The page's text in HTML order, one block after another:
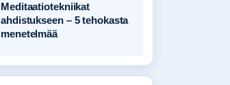
Meditaatiotekniikat
ahdistukseen – 5 tehokasta
menetelmää